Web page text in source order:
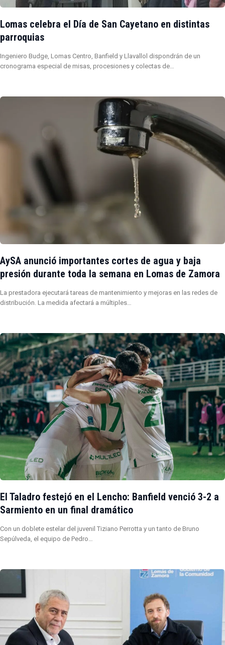
Lomas celebra el Día de San Cayetano en distintas
parroquias
Ingeniero Budge, Lomas Centro, Banfield y Llavallol dispondrán de un
cronograma especial de misas, procesiones y colectas de…
AySA anunció importantes cortes de agua y baja
presión durante toda la semana en Lomas de Zamora
La prestadora ejecutará tareas de mantenimiento y mejoras en las redes de
distribución. La medida afectará a múltiples…
El Taladro festejó en el Lencho: Banfield venció 3-2 a
Sarmiento en un final dramático
Con un doblete estelar del juvenil Tiziano Perrotta y un tanto de Bruno
Sepúlveda, el equipo de Pedro…